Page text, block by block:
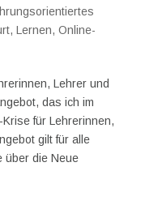
, Lernen, Online-
Lehrer und
das ich im
für Lehrerinnen,
gilt für alle
über die Neue